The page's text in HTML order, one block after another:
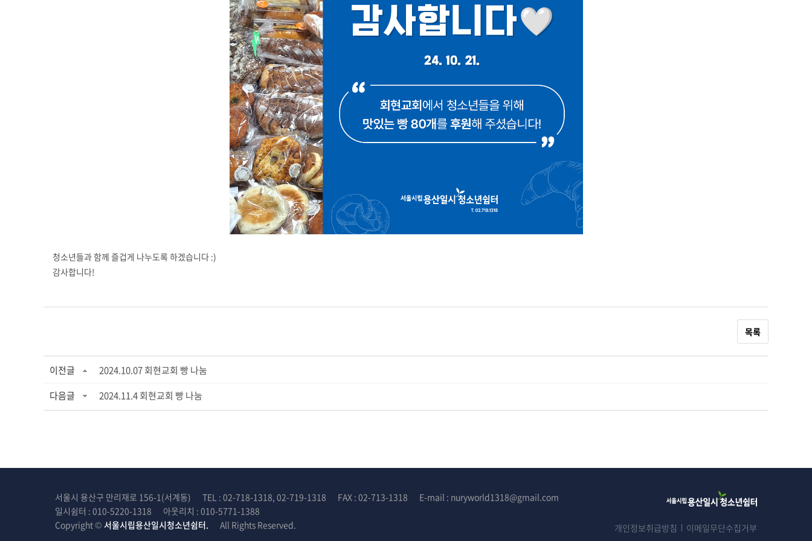
청소년들과 함께 즐겁게 나누도록 하겠습니다 :)
감사합니다!
목록
이전글
2024.10.07 회현교회 빵 나눔
다음글
2024.11.4 회현교회 빵 나눔
서울시 용산구 만리재로 156-1(서계동) TEL : 02-718-1318, 02-719-1318 FAX : 02-713-1318
E-mail : nuryworld1318@gmail.com
일시쉼터 : 010-5220-1318
아웃리치 : 010-5771-1388
Copyright © 서울시립용산일시청소년쉼터. All Rights Reserved. 개인정보취급방침 이메일무단수집거부